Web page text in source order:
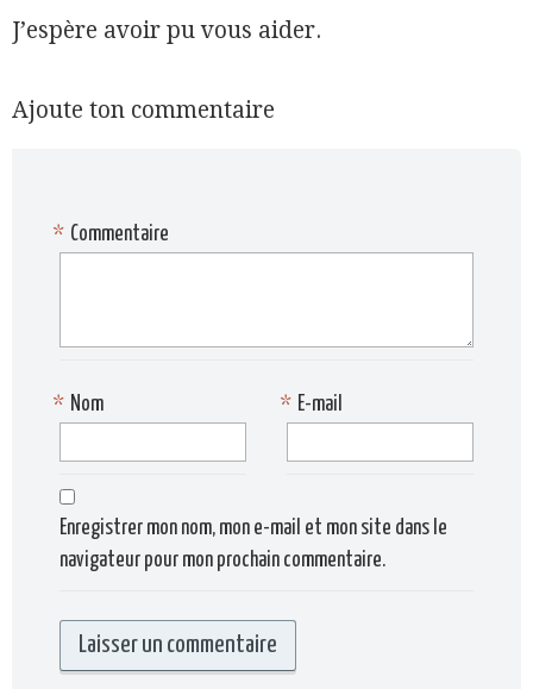
J’espère avoir pu vous aider.
Ajoute ton commentaire
Commentaire
*
Nom
* E-mail
*
Enregistrer mon nom, mon e-mail et mon site dans le
navigateur pour mon prochain commentaire.